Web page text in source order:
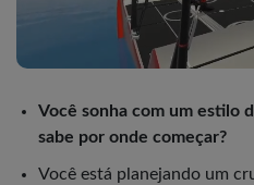
Você sonha com um estilo
sabe por onde começar?
Você está planejando um